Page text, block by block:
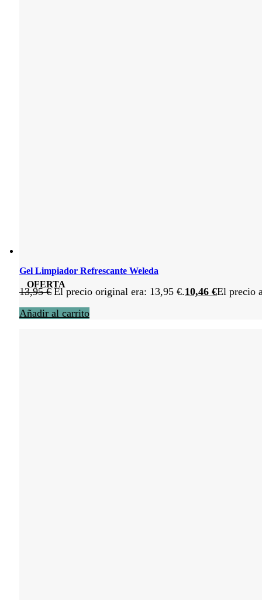
OFERTA
Gel Limpiador Refrescante Weleda
13,95€ El precio original era: 13,95 €.10,46 €El precio
Añadir al carrito